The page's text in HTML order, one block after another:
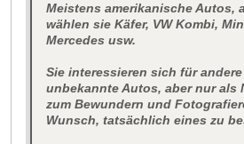
Meistens amerikanische Autos,
wählen sie Käfer, VW Kombi,
Mercedes usw.
Sie interessieren sich für
unbekannte Autos, aber nur als
zum Bewundern und
Wunsch, tatsächlich eines zu